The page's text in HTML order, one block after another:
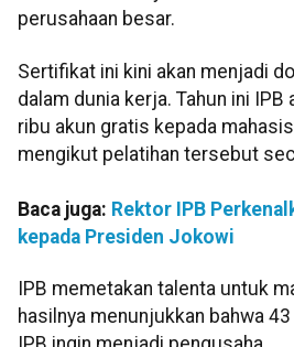
perusahaan besar.
Sertifikat ini kini akan menjadi
dalam dunia kerja. Tahun ini IPB
ribu akun gratis kepada
mengikut pelatihan tersebut
Baca juga: Rektor IPB
kepada Presiden Jokowi
IPB memetakan talenta untuk
hasilnya menunjukkan bahwa